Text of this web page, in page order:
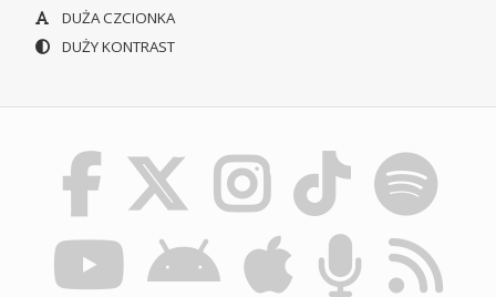
DUŻA CZCIONKA
DUŻY KONTRAST